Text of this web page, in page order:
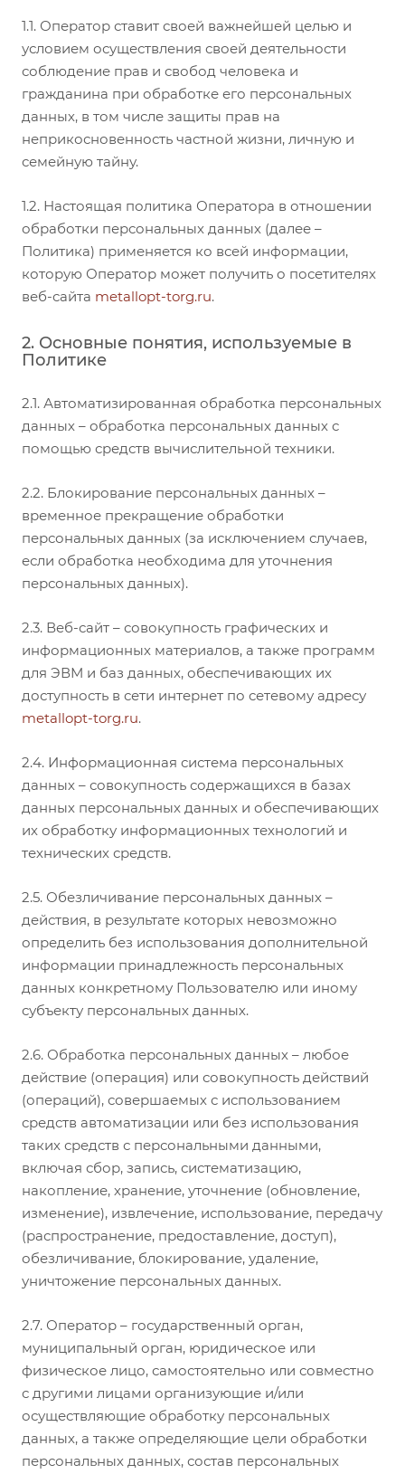
1.1. Оператор ставит своей важнейшей целью и
условием осуществления своей деятельности
соблюдение прав и свобод человека и
гражданина при обработке его персональных
данных, в том числе защиты прав на
неприкосновенность частной жизни, личную и
семейную тайну.
1.2. Настоящая политика Оператора в отношении
обработки персональных данных (далее –
Политика) применяется ко всей информации,
которую Оператор может получить о посетителях
веб-сайта metallopt-torg.ru.
2. Основные понятия, используемые в
Политике
2.1. Автоматизированная обработка персональных
данных – обработка персональных данных с
помощью средств вычислительной техники.
2.2. Блокирование персональных данных –
временное прекращение обработки
персональных данных (за исключением случаев,
если обработка необходима для уточнения
персональных данных).
2.3. Веб-сайт – совокупность графических и
информационных материалов, а также программ
для ЭВМ и баз данных, обеспечивающих их
доступность в сети интернет по сетевому адресу
metallopt-torg.ru.
2.4. Информационная система персональных
данных – совокупность содержащихся в базах
данных персональных данных и обеспечивающих
их обработку информационных технологий и
технических средств.
2.5. Обезличивание персональных данных –
действия, в результате которых невозможно
определить без использования дополнительной
информации принадлежность персональных
данных конкретному Пользователю или иному
субъекту персональных данных.
2.6. Обработка персональных данных – любое
действие (операция) или совокупность действий
(операций), совершаемых с использованием
средств автоматизации или без использования
таких средств с персональными данными,
включая сбор, запись, систематизацию,
накопление, хранение, уточнение (обновление,
изменение), извлечение, использование, передачу
(распространение, предоставление, доступ),
обезличивание, блокирование, удаление,
уничтожение персональных данных.
2.7. Оператор – государственный орган,
муниципальный орган, юридическое или
физическое лицо, самостоятельно или совместно
с другими лицами организующие и/или
осуществляющие обработку персональных
данных, а также определяющие цели обработки
персональных данных, состав персональных